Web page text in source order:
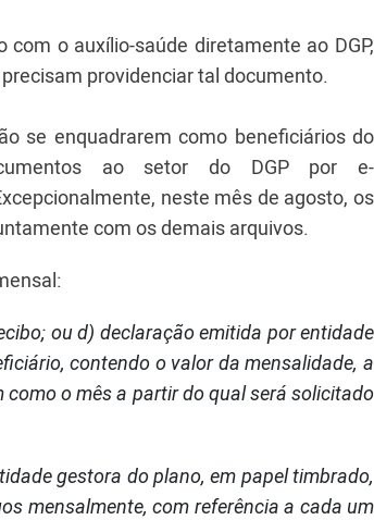
o auxílio-saúde diretamente ao DGP,
providenciar tal documento.
se enquadrarem como beneficiários do
ao setor do DGP por e-
neste mês de agosto, os
com os demais arquivos.
ou d) declaração emitida por entidade
contendo o valor da mensalidade, a
o mês a partir do qual será solicitado
gestora do plano, em papel timbrado,
mensalmente, com referência a cada um